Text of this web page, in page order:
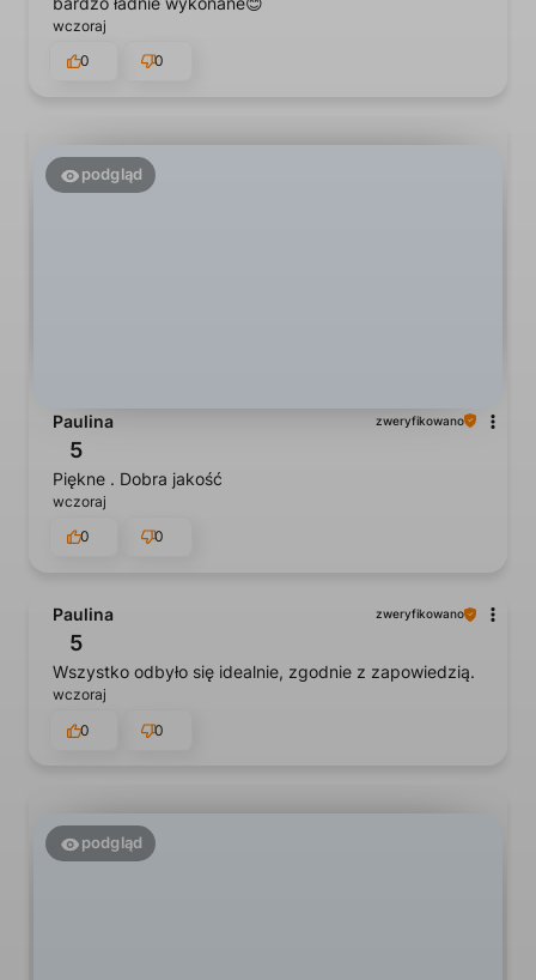
wczoraj
0
0
podgląd
Paulina zweryfikowano
5
Piękne . Dobra jakość
wczoraj
0
0
Paulina zweryfikowano
5
Wszystko odbyło się idealnie, zgodnie z zapowiedzią.
wczoraj
0
0
podgląd